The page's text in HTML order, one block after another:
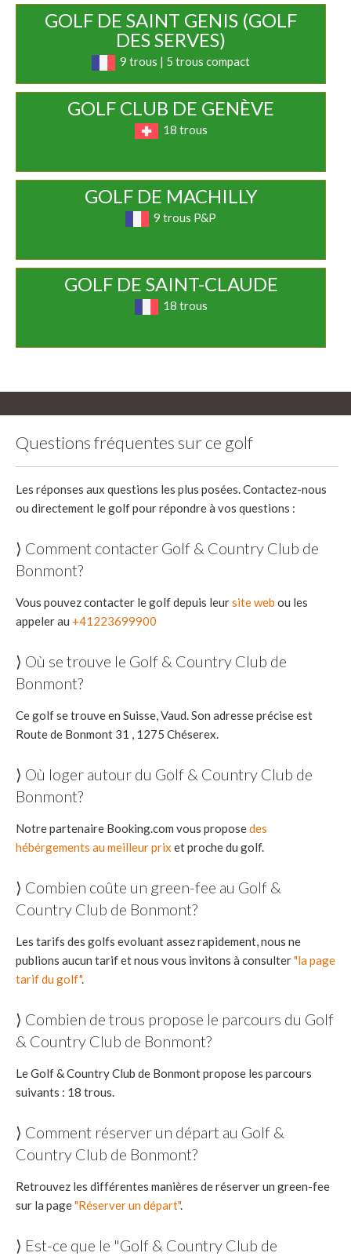
GOLF DE SAINT GENIS (GOLF
DES SERVES)
9 trous | 5 trous compact
GOLF CLUB DE GENÈVE
18 trous
GOLF DE MACHILLY
9 trous P&P
GOLF DE SAINT-CLAUDE
18 trous
Questions fréquentes sur ce golf
Les réponses aux questions les plus posées. Contactez-nous
ou directement le golf pour répondre à vos questions :
⟩ Comment contacter Golf & Country Club de
Bonmont?
Vous pouvez contacter le golf depuis leursite web ou les
appeler au +41223699900
⟩ Où se trouve le Golf & Country Club de
Bonmont?
Ce golf se trouve en Suisse, Vaud. Son adresse précise est
Route de Bonmont 31 , 1275 Chéserex.
⟩ Où loger autour du Golf & Country Club de
Bonmont?
Notre partenaire Booking.com vous proposedes
hébérgements au meilleur prix et proche du golf.
⟩ Combien coûte un green-fee au Golf &
Country Club de Bonmont?
Les tarifs des golfs evoluant assez rapidement, nous ne
publions aucun tarif et nous vous invitons à consulter"la page
tarif du golf".
⟩ Combien de trous propose le parcours du Golf
& Country Club de Bonmont?
Le Golf & Country Club de Bonmont propose les parcours
suivants : 18 trous.
⟩ Comment réserver un départ au Golf &
Country Club de Bonmont?
Retrouvez les différentes manières de réserver un green-fee
sur la page"Réserver un départ".
⟩ Est-ce que le "Golf & Country Club de